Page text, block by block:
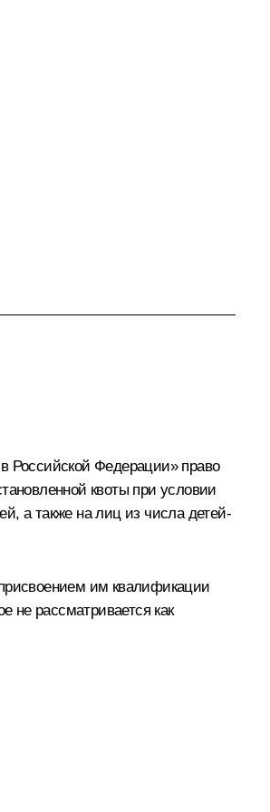
Российской Федерации» право
квоты при условии
а также на лиц из числа детей-
им квалификации
не рассматривается как